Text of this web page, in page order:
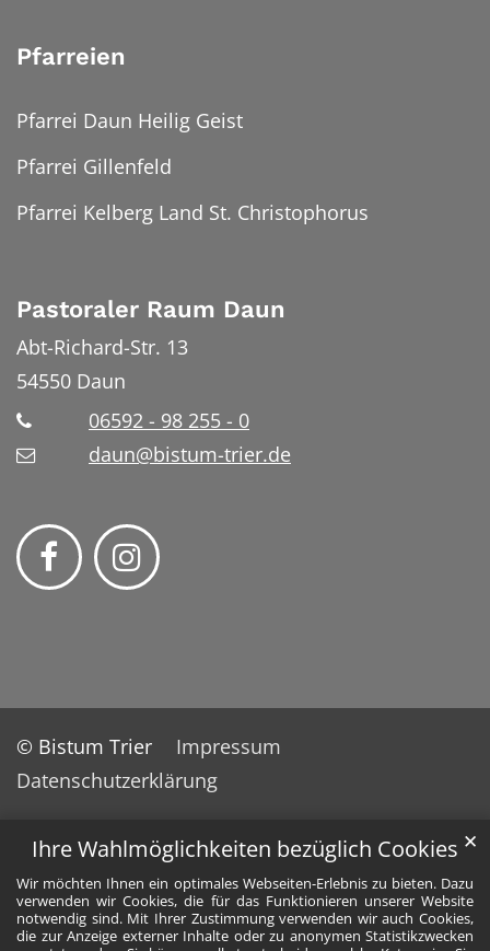
Ihre Wahlmöglichkeiten bezüglich Cookies
Wir möchten Ihnen ein optimales Webseiten-Erlebnis zu bieten. Dazu
verwenden wir Cookies, die für das Funktionieren unserer Website
notwendig sind. Mit Ihrer Zustimmung verwenden wir auch Cookies,
die zur Anzeige externer Inhalte oder zu anonymen Statistikzwecken
✕
Pfarreien
Pfarrei Daun Heilig Geist
Pfarrei Gillenfeld
Pfarrei Kelberg Land St. Christophorus
Pastoraler Raum Daun
Abt-Richard-Str. 13
54550 Daun
06592 - 98 255 - 0
daun@bistum-trier.de
© Bistum Trier
Impressum
Datenschutzerklärung